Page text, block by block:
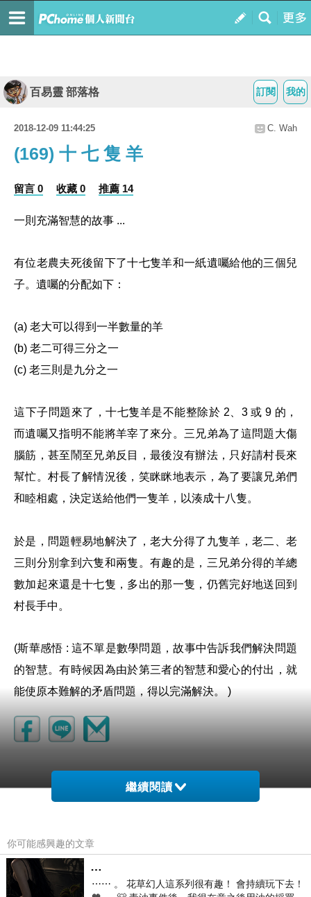
我的
訂閱
百易靈 部落格
2018-12-09 11:44:25 C. Wah
(169) 十 七 隻 羊
留言 0 收藏 0 推薦 14
一則充滿智慧的故事 ...
有位老農夫死後留下了十七隻羊和一紙遺囑給他的三個兒
子。遺囑的分配如下：
(a) 老大可以得到一半數量的羊
(b) 老二可得三分之一
(c) 老三則是九分之一
這下子問題來了，十七隻羊是不能整除於 2、3 或 9 的，
而遺囑又指明不能將羊宰了來分。三兄弟為了這問題大傷
腦筋，甚至鬧至兄弟反目，最後沒有辦法，只好請村長來
幫忙。村長了解情況後，笑眯眯地表示，為了要讓兄弟們
和睦相處，決定送給他們一隻羊，以湊成十八隻。
於是，問題輕易地解決了，老大分得了九隻羊，老二、老
三則分別拿到六隻和兩隻。有趣的是，三兄弟分得的羊總
數加起來還是十七隻，多出的那一隻，仍舊完好地送回到
村長手中。
(斯華感悟 : 這不單是數學問題，故事中告訴我們解決問題
的智慧。有時候因為由於第三者的智慧和愛心的付出，就
能使原本難解的矛盾問題，得以完滿解決。 )
繼續閱讀
你可能感興趣的文章
…
⋯⋯ 。 花草幻人這系列很有趣！ 會持續玩下去！